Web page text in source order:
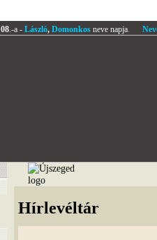
08.-a - László, Domonkosneve napja.
Hírlevéltár